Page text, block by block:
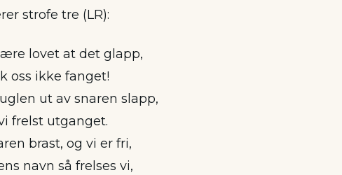
strofe tre (LR):
lovet at det glapp,
oss ikke fanget!
ut av snaren slapp,
frelst utganget.
brast, og vi er fri,
navn så frelses vi,